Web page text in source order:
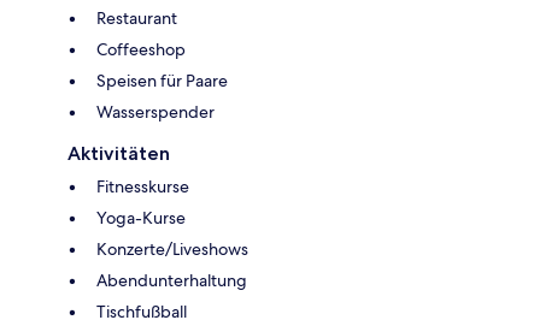
Restaurant
Coffeeshop
Speisen für Paare
Wasserspender
Aktivitäten
Fitnesskurse
Yoga-Kurse
Konzerte/Liveshows
Abendunterhaltung
Tischfußball